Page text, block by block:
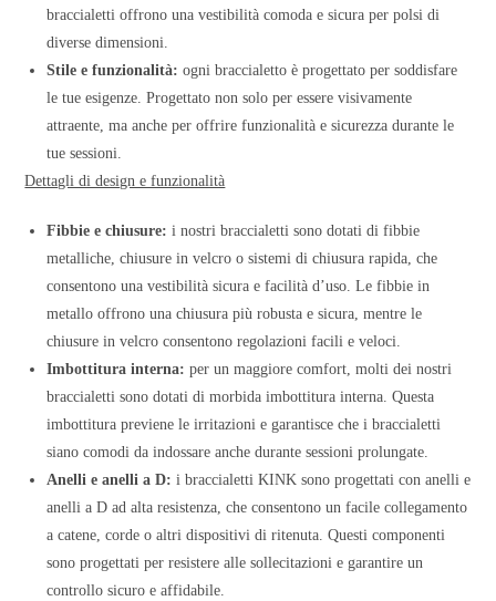
braccialetti offrono una vestibilità comoda e sicura per polsi di
diverse dimensioni.
Stile e funzionalità: ogni braccialetto è progettato per soddisfare
le tue esigenze. Progettato non solo per essere visivamente
attraente, ma anche per offrire funzionalità e sicurezza durante le
tue sessioni.
Dettagli di design e funzionalità
Fibbie e chiusure: i nostri braccialetti sono dotati di fibbie
metalliche, chiusure in velcro o sistemi di chiusura rapida, che
consentono una vestibilità sicura e facilità d’uso. Le fibbie in
metallo offrono una chiusura più robusta e sicura, mentre le
chiusure in velcro consentono regolazioni facili e veloci.
Imbottitura interna: per un maggiore comfort, molti dei nostri
braccialetti sono dotati di morbida imbottitura interna. Questa
imbottitura previene le irritazioni e garantisce che i braccialetti
siano comodi da indossare anche durante sessioni prolungate.
Anelli e anelli a D: i braccialetti KINK sono progettati con anelli e
anelli a D ad alta resistenza, che consentono un facile collegamento
a catene, corde o altri dispositivi di ritenuta. Questi componenti
sono progettati per resistere alle sollecitazioni e garantire un
controllo sicuro e affidabile.